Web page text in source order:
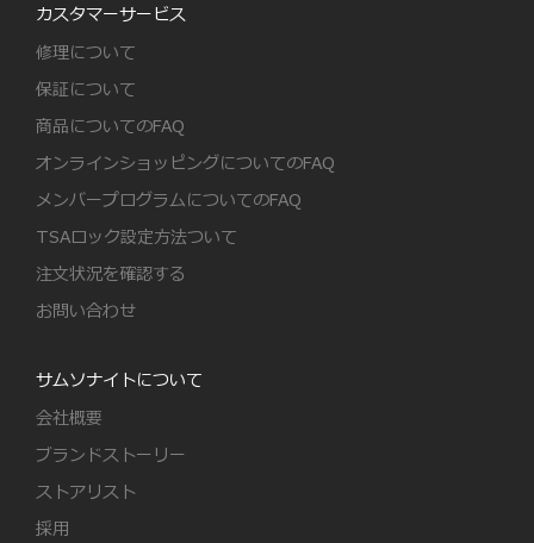
カスタマーサービス
修理について
保証について
商品についてのFAQ
オンラインショッピングについてのFAQ
メンバープログラムについてのFAQ
TSAロック設定方法ついて
注文状況を確認する
お問い合わせ
サムソナイトについて
会社概要
ブランドストーリー
ストアリスト
採用